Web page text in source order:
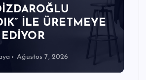
İLE ÜRETMEYE
Ağustos 7, 2026